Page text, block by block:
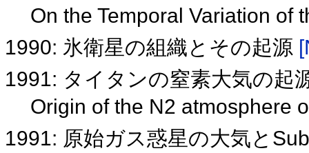
On the Temporal Variation of
1990: 氷衛星の組織とその起源
1991: タイタンの窒素大気の起
Origin of the N2 atmosphere
1991: 原始ガス惑星の大気と